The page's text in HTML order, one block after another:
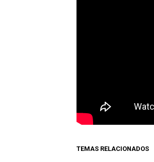
TEMAS RELACIONADOS